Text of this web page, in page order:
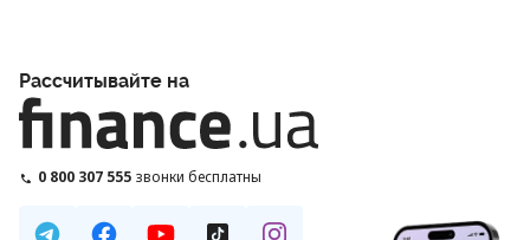
Рассчитывайте на
0 800 307 555 звонки бесплатны